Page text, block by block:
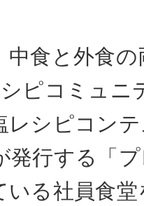
中食と外食
ピコミュニ
レシピコン
発行する「
いる社員食